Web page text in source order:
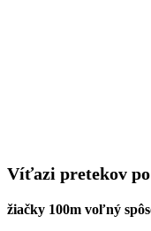
Víťazi pretekov
žiačky 100m voľný